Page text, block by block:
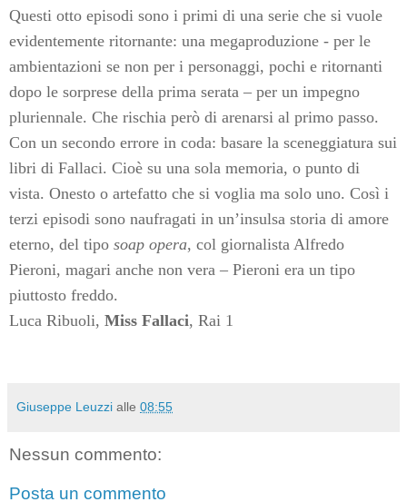
Questi otto episodi sono i primi di una serie che si vuole
evidentemente ritornante: una megaproduzione - per le
ambientazioni se non per i personaggi, pochi e ritornanti
dopo le sorprese della prima serata – per un impegno
pluriennale. Che rischia però di arenarsi al primo passo.
Con un secondo errore in coda: basare la sceneggiatura sui
libri di Fallaci. Cioè su una sola memoria, o punto di
vista. Onesto o artefatto che si voglia ma solo uno. Così i
terzi episodi sono naufragati in un’insulsa storia di amore
eterno, del tipo soap opera, col giornalista Alfredo
Pieroni, magari anche non vera – Pieroni era un tipo
piuttosto freddo.
Luca Ribuoli, Miss Fallaci, Rai 1
Giuseppe Leuzzi alle 08:55
Nessun commento:
Posta un commento